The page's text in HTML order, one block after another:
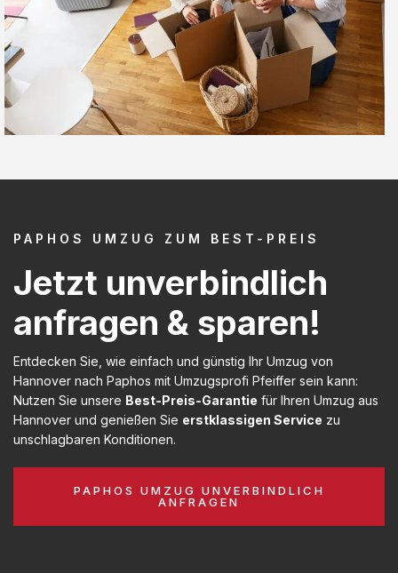
PAPHOS UMZUG ZUM BEST-PREIS
Jetzt unverbindlich
anfragen & sparen!
Entdecken Sie, wie einfach und günstig Ihr Umzug von
Hannover nach Paphos mit Umzugsprofi Pfeiffer sein kann:
Nutzen Sie unsere Best-Preis-Garantie für Ihren Umzug aus
Hannover und genießen Sie erstklassigen Service zu
unschlagbaren Konditionen.
PAPHOS UMZUG UNVERBINDLICH
ANFRAGEN